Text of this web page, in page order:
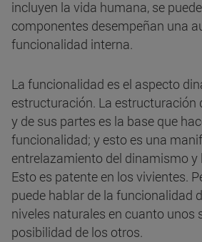
incluyen la vida humana, se
componentes desempeñan una
funcionalidad interna.
La funcionalidad es el aspecto
estructuración. La estructuración
y de sus partes es la base que
funcionalidad; y esto es una
entrelazamiento del dinamismo
Esto es patente en los vivientes.
puede hablar de la funcionalidad
niveles naturales en cuanto unos
posibilidad de los otros.